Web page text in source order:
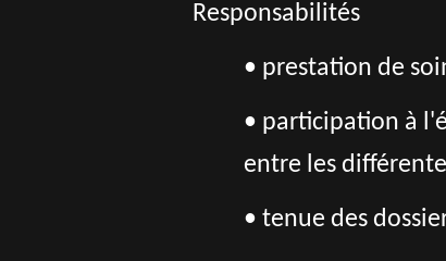
Responsabilités
• prestation de
• participation à
entre les
• tenue des